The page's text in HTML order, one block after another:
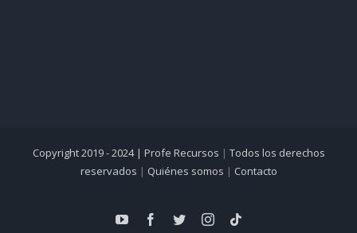
Copyright 2019 - 2024 | Profe Recursos | Todos los derechos
reservados | Quiénes somos | Contacto
YouTubeFacebook
TwitterInstagram
Tiktok